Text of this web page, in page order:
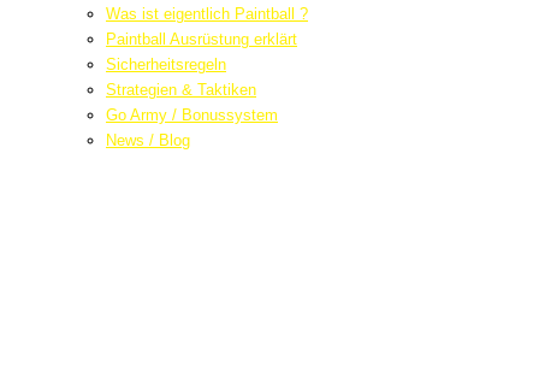
Was ist eigentlich Paintball ?
Paintball Ausrüstung erklärt
Sicherheitsregeln
Strategien & Taktiken
Go Army / Bonussystem
News / Blog